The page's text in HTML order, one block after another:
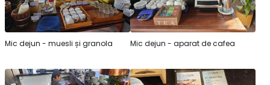
Mic dejun - muesli și granola Mic dejun - aparat de cafea